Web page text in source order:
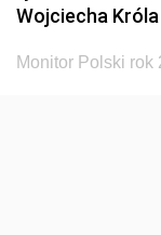
Wojciecha Króla
Monitor Polski rok